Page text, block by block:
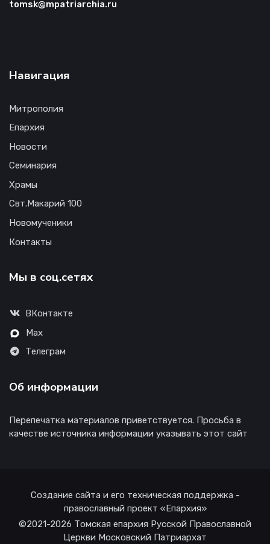
tomsk@mpatriarchia.ru
Навигация
Митрополия
Епархия
Новости
Семинария
Храмы
Свт.Макарий 100
Новомученики
Контакты
Мы в соц.сетях
ВКонтакте
Max
Телеграм
Об информации
Перепечатка материалов приветствуется. Просьба в
качестве источника информации указывать этот сайт
Создание сайта и его техническая поддержка -
православный проект «Епархия»
©2021-2026 Томская епархия Русской Православной
Церкви Московский Патриархат